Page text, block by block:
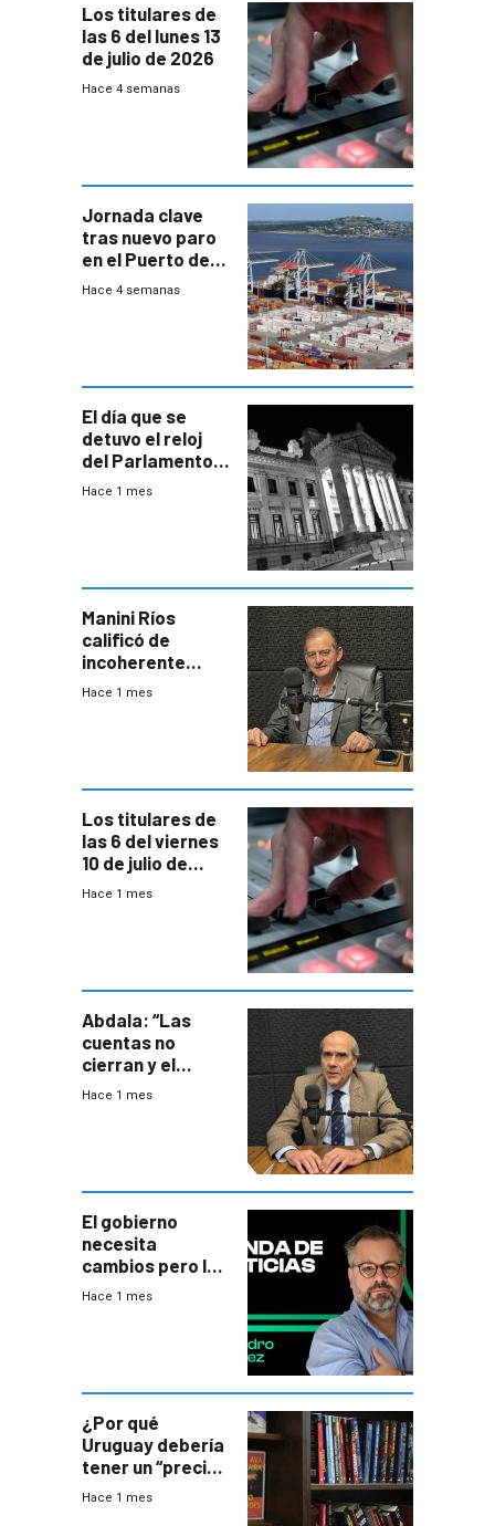
Los titulares de
las 6 del lunes 13
de julio de 2026
Hace 4 semanas
Jornada clave
tras nuevo paro
en el Puerto de
Montevideo
Hace 4 semanas
El día que se
detuvo el reloj
del Parlamento
para negociar
Hace 1 mes
Manini Ríos
calificó de
incoherente
decisión de
Hace 1 mes
Los titulares de
las 6 del viernes
10 de julio de
2026
Hace 1 mes
Abdala: “Las
cuentas no
cierran y el
balance del
Hace 1 mes
El gobierno
necesita
cambios pero los
ministros tienen
Hace 1 mes
¿Por qué
Uruguay debería
tener un “precio
único” en los
Hace 1 mes